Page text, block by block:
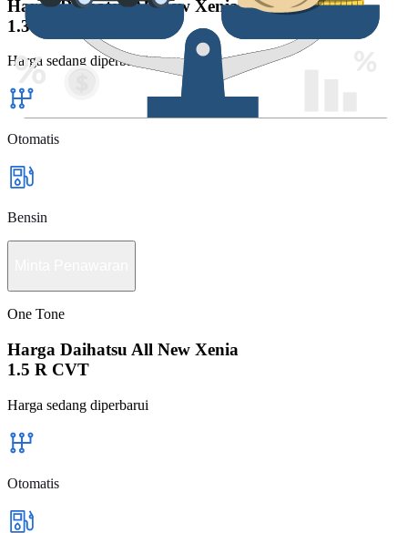
Harga Daihatsu All New Xenia
1.3 R CVT SC ADS
Harga sedang diperbarui
Otomatis
Bensin
One Tone
Harga Daihatsu All New Xenia
1.5 R CVT
Harga sedang diperbarui
Otomatis